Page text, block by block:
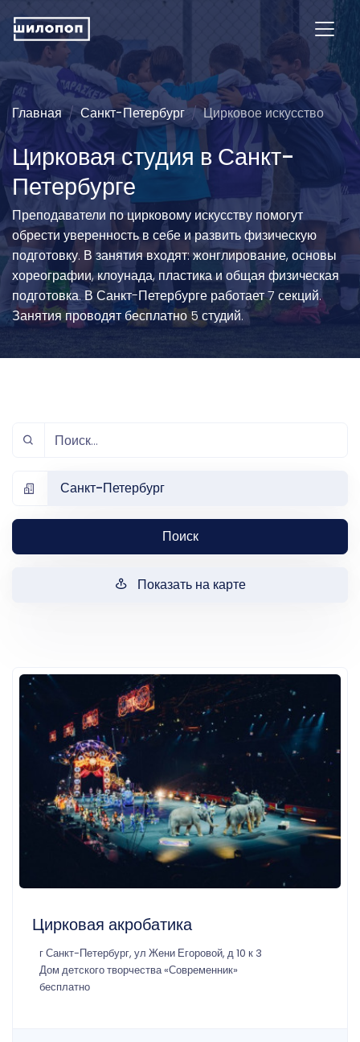
Главная Санкт-Петербург Цирковое искусство
Цирковая студия в Санкт-
Петербурге
Преподаватели по цирковому искусству помогут
обрести уверенность в себе и развить физическую
подготовку. В занятия входят: жонглирование, основы
хореографии, клоунада, пластика и общая физическая
подготовка. В Санкт-Петербурге работает 7 секций.
Занятия проводят бесплатно 5 студий.
Санкт-Петербург
Поиск
Показать на карте
Цирковая акробатика
г Санкт-Петербург, ул Жени Егоровой, д 10 к 3
Дом детского творчества «Современник»
бесплатно